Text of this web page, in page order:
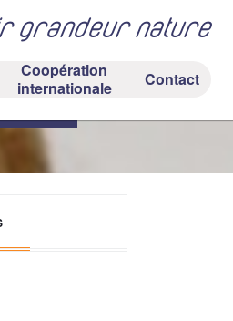
grandeur nature
Coopération
internationale
Contact